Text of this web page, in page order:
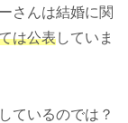
さんは結婚に関
は公表していま
ているのでは？